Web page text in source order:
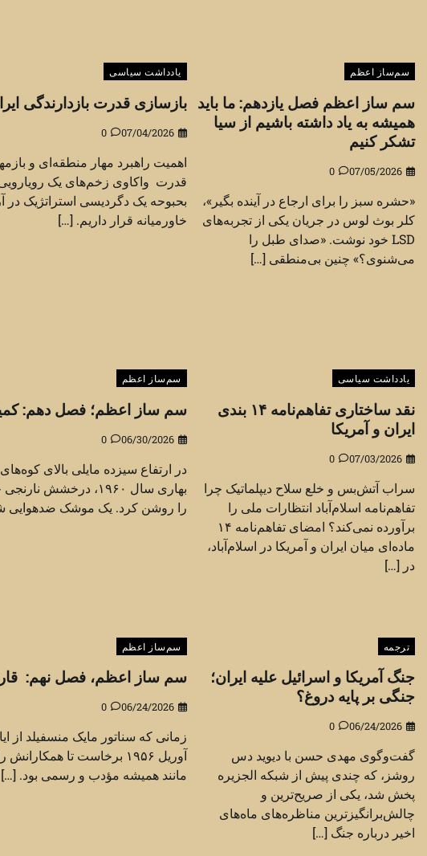
سم‌ساز اعظم
سم ساز اعظم فصل یازدهم: ما باید
همیشه به یاد داشته باشیم از سیا
تشکر کنیم
07/05/2026
0
«حشره سبز را برای ارجاع در آینده بگیر»،
کلر بوث لوس در جریان یکی از تجربه‌های
LSD خود نوشت. «صدای طبل را
می‌شنوی؟» چنین بی‌منطقی […]
یادداشت سیاسی
بازسازی قدرت بازدارندگی
07/04/2026
0
اهمیت راهبرد مهار منطقه‌ای و
قدرت واکاوی زخم‌های یک رویارویی
بحبوحه یک دگردیسی استراتژیک در
خاورمیانه قرار داریم. […]
یادداشت سیاسی
نقد ساختاری تفاهم‌نامه ۱۴ بندی
ایران و آمریکا
07/03/2026
0
سراب آتش‌بس و خلع سلاح دیپلماتیک چرا
تفاهم‌نامه اسلام‌آباد انتظارات ملی را
برآورده نمی‌کند؟ امضای تفاهم‌نامه ۱۴
ماده‌ای میان ایران و آمریکا در اسلام‌آباد،
در […]
سم‌ساز اعظم
سم ساز اعظم؛ فصل دهم:
06/30/2026
0
در ارتفاع سیزده مایلی بالای
بهاری سال ۱۹۶۰، درخشش
را روشن کرد. یک موشک ضدهوایی
ترجمه
جنگ آمریکا و اسرائیل علیه ایران؛
جنگی بر پایه دروغ؟
06/24/2026
0
گفت‌وگوی مهدی حسن با دیوید دس
روشز، که چندی پیش از شبکه الجزیره
پخش شد، یکی از صریح‌ترین و
چالش‌برانگیزترین مناظره‌های ماه‌های
اخیر درباره جنگ […]
سم‌ساز اعظم
سم ساز اعظم، فصل نهم:
06/24/2026
0
آوریل ۱۹۵۶ برخاست تا
مانند همیشه مؤدب و رسمی بود. […]